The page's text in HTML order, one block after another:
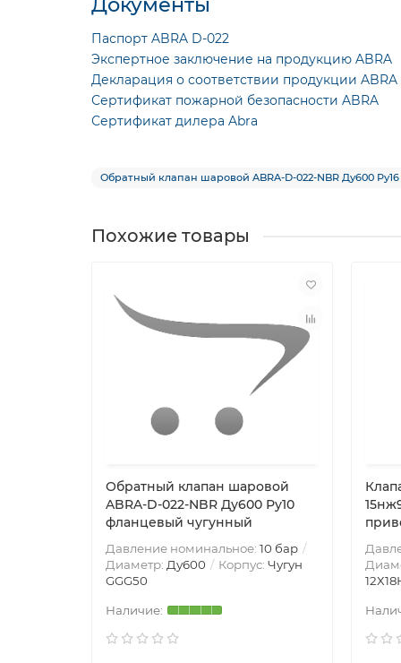
Паспорт ABRA D-022
Экспертное заключение на продукцию ABRA
Декларация о соответствии продукции ABRA
Сертификат пожарной безопасности ABRA
Сертификат дилера Abra
Обратный клапан шаровой ABRA-D-022-NBR Ду600
Похожие товары
Обратный клапан шаровой
ABRA-D-022-NBR Ду600 Ру10
фланцевый чугунный
Давление номинальное: 10 бар
Диаметр: Ду600 Корпус: Чугун
GGG50